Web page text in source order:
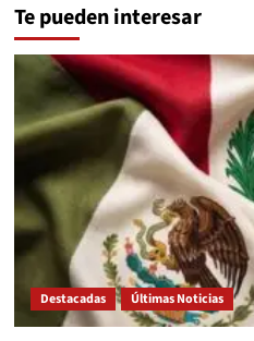
Te pueden interesar
Destacadas Últimas Noticias